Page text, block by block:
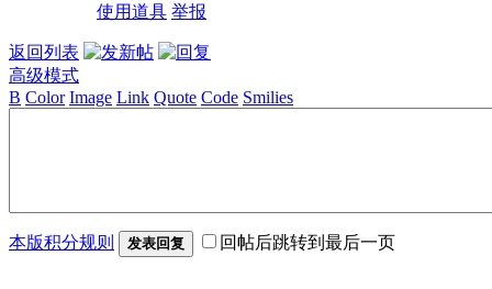
使用道具 举报
返回列表
高级模式
B Color Image Link Quote Code Smilies
本版积分规则 发表回复 回帖后跳转到最后一页